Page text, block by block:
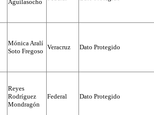
Aguilasocho
Mónica Aralí
Soto Fregoso
Veracruz Dato Protegido
Reyes
Rodríguez
Mondragón
Federal Dato Protegido